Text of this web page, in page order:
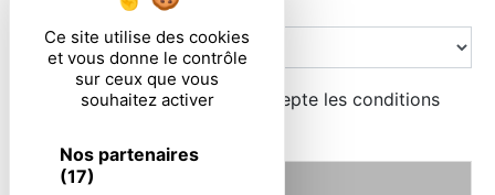
Ce site utilise des cookies
et vous donne le contrôle
sur ceux que vous
souhaitez activer
Nos partenaires
(17)
Combien font neuf plus zero
En cochant cette case, j'accepte les conditions